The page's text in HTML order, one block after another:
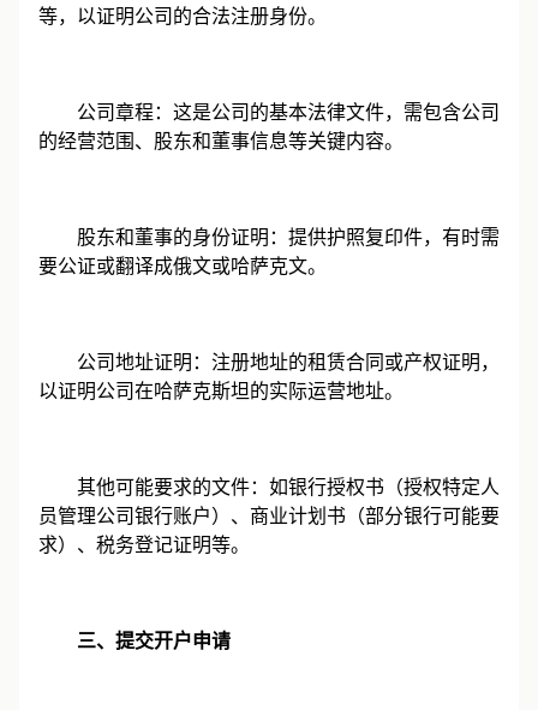
等，以证明公司的合法注册身份。
公司章程：这是公司的基本法律文件，需包含公司
的经营范围、股东和董事信息等关键内容。
股东和董事的身份证明：提供护照复印件，有时需
要公证或翻译成俄文或哈萨克文。
公司地址证明：注册地址的租赁合同或产权证明，
以证明公司在哈萨克斯坦的实际运营地址。
其他可能要求的文件：如银行授权书（授权特定人
员管理公司银行账户）、商业计划书（部分银行可能要
求）、税务登记证明等。
三、提交开户申请